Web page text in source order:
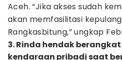
Aceh. “Jika akses sudah
akan memfasilitasi
Rangkasbitung,” ungkap
3. Rinda hendak
kendaraan pribadi saat